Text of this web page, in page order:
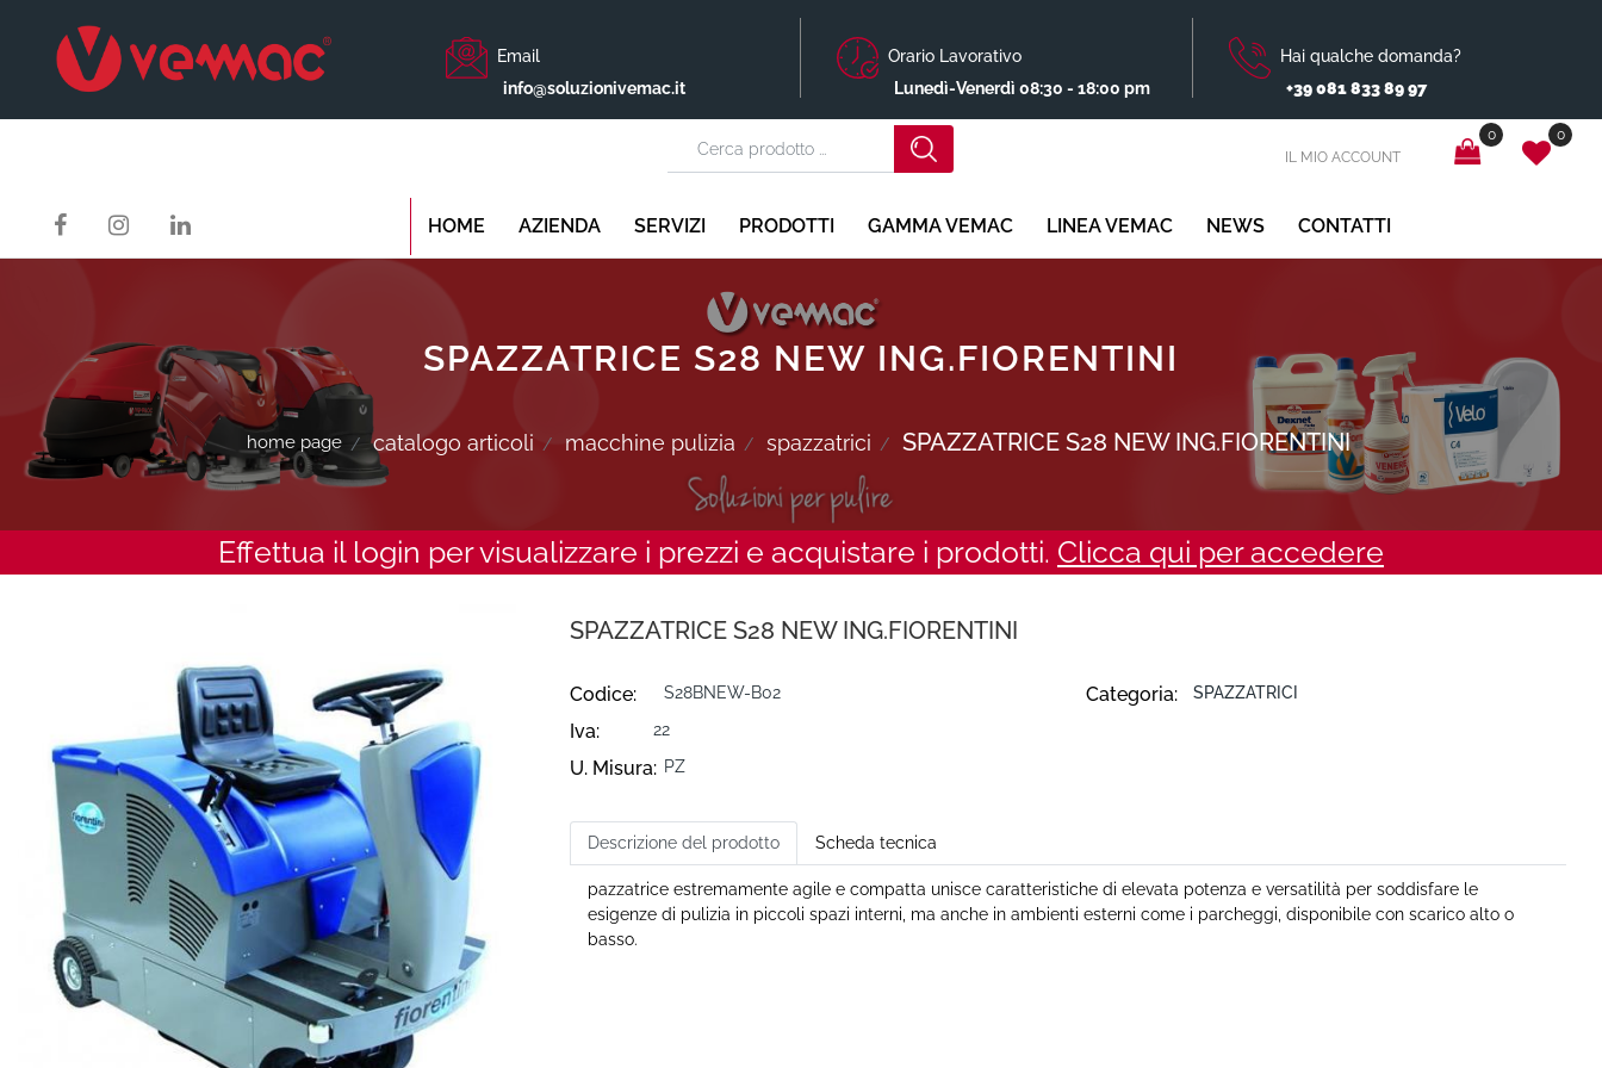
Email
info@soluzionivemac.it
Orario Lavorativo
Lunedì-Venerdì 08:30 - 18:00 pm
Hai qualche domanda?
+39 081 833 89 97
IL MIO ACCOUNT
0 0
HOME AZIENDA SERVIZI PRODOTTI GAMMA VEMAC LINEA VEMAC NEWS CONTATTI
SPAZZATRICE S28 NEW ING.FIORENTINI
home page catalogo articoli macchine pulizia spazzatrici SPAZZATRICE S28 NEW ING.FIORENTINI
Effettua il login per visualizzare i prezzi e acquistare i prodotti. Clicca qui per accedere
SPAZZATRICE S28 NEW ING.FIORENTINI
Codice: S28BNEW-B02
Iva: 22
U. Misura: PZ
Categoria: SPAZZATRICI
Descrizione del prodotto Scheda tecnica
pazzatrice estremamente agile e compatta unisce caratteristiche di elevata potenza e versatilità per soddisfare le
esigenze di pulizia in piccoli spazi interni, ma anche in ambienti esterni come i parcheggi, disponibile con scarico alto o
basso.